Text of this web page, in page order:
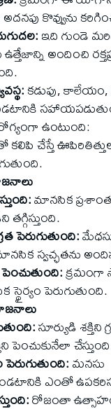
కొవ్వును
ఇది గుండె
ఉత్తేజాన్ని అందించి
కడుపు, కాలేయం,
ఉంటుంది:
చేస్తే
మానసిక
తగ్గిస్తుంది.
పెరుగుతుంది:
స్వచ్ఛతను
క్రమంగా
పెరుగుతుంది.
సూర్యుడి శక్తిని
పెంచుకునేలా
మనసు
ఎంతో
రోజంతా